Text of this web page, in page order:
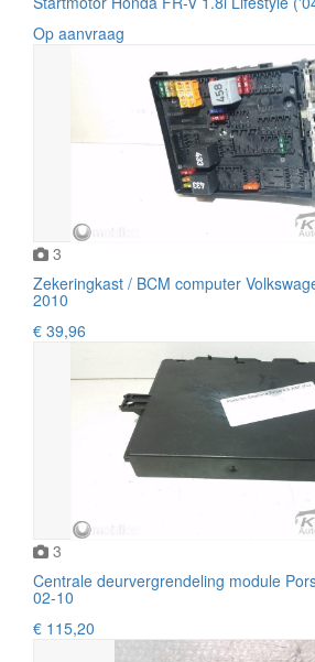
Op aanvraag
3
Zekeringkast / BCM computer
2010
€ 39,96
3
Centrale deurvergrendeling module
02-10
€ 115,20